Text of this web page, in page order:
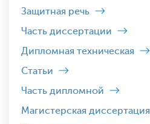
Защитная речь
Часть диссертации
Дипломная техническая
Статьи
Часть дипломной
Магистерская диссертация